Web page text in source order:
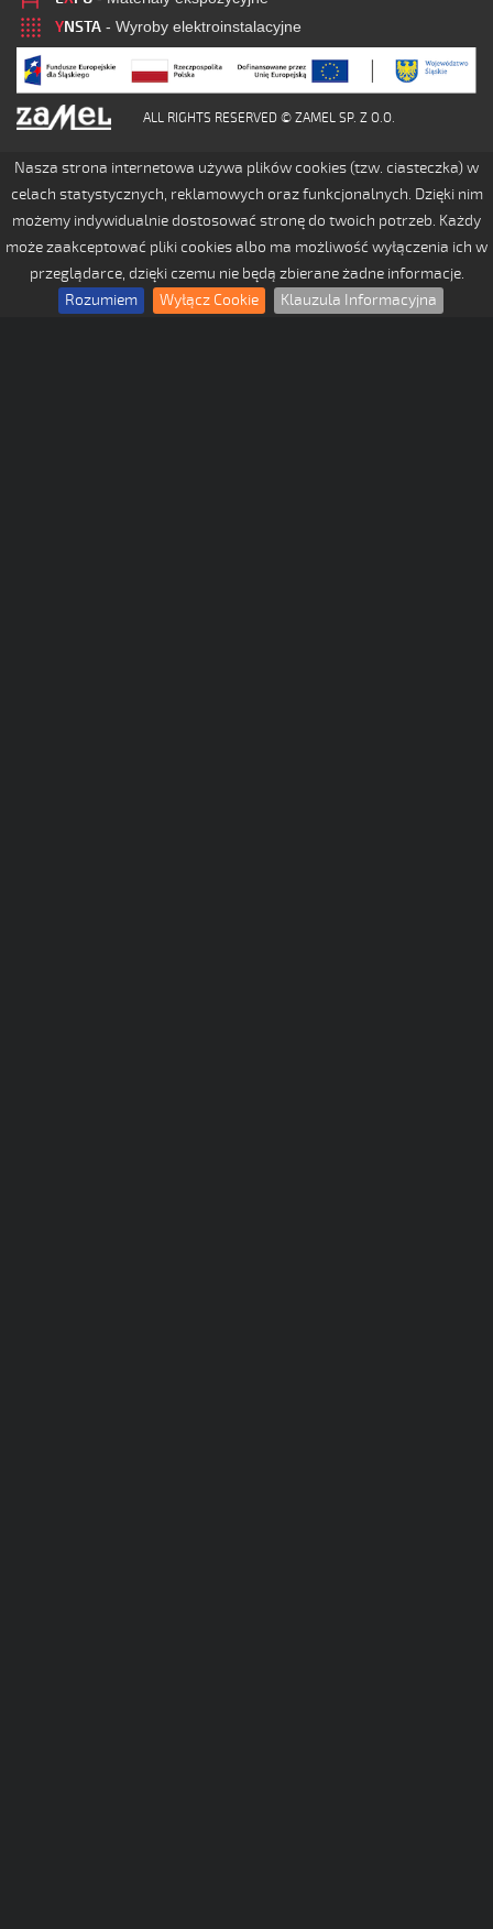
YNSTA - Wyroby elektroinstalacyjne
ALL RIGHTS RESERVED © ZAMEL SP. Z O.O.
Nasza strona internetowa używa plików cookies (tzw. ciasteczka) w
celach statystycznych, reklamowych oraz funkcjonalnych. Dzięki nim
możemy indywidualnie dostosować stronę do twoich potrzeb. Każdy
może zaakceptować pliki cookies albo ma możliwość wyłączenia ich w
przeglądarce, dzięki czemu nie będą zbierane żadne informacje.
Rozumiem
Wyłącz Cookie Klauzula Informacyjna